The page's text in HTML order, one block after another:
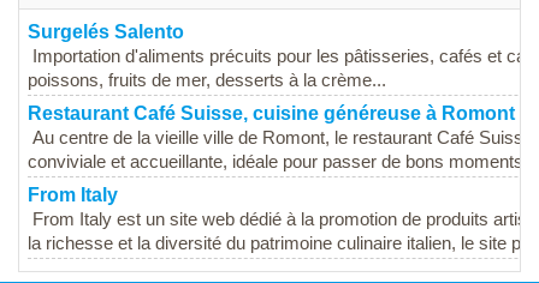
Surgelés Salento
Importation d'aliments précuits pour les pâtisseries, cafés et
poissons, fruits de mer, desserts à la crème...
Restaurant Café Suisse, cuisine généreuse à Romont
Au centre de la vieille ville de Romont, le restaurant Café
conviviale et accueillante, idéale pour passer de bons moments...
From Italy
From Italy est un site web dédié à la promotion de produits
la richesse et la diversité du patrimoine culinaire italien, le site